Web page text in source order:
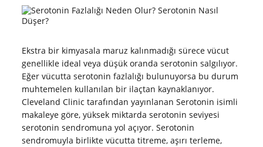
Ekstra bir kimyasala maruz kalınmadığı sürece vücut
genellikle ideal veya düşük oranda serotonin salgılıyor.
Eğer vücutta serotonin fazlalığı bulunuyorsa bu durum
muhtemelen kullanılan bir ilaçtan kaynaklanıyor.
Cleveland Clinic tarafından yayınlanan Serotonin isimli
makaleye göre, yüksek miktarda serotonin seviyesi
serotonin sendromuna yol açıyor. Serotonin
sendromuyla birlikte vücutta titreme, aşırı terleme,